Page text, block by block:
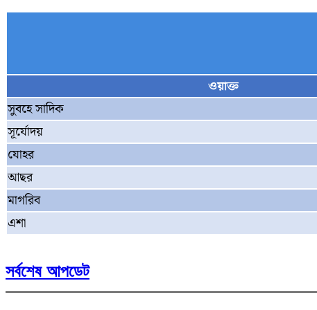
ওয়াক্ত
সুবহে সাদিক
সূর্যোদয়
যোহর
আছর
মাগরিব
এশা
সর্বশেষ আপডেট